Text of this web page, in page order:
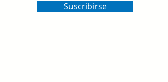
Suscribirse